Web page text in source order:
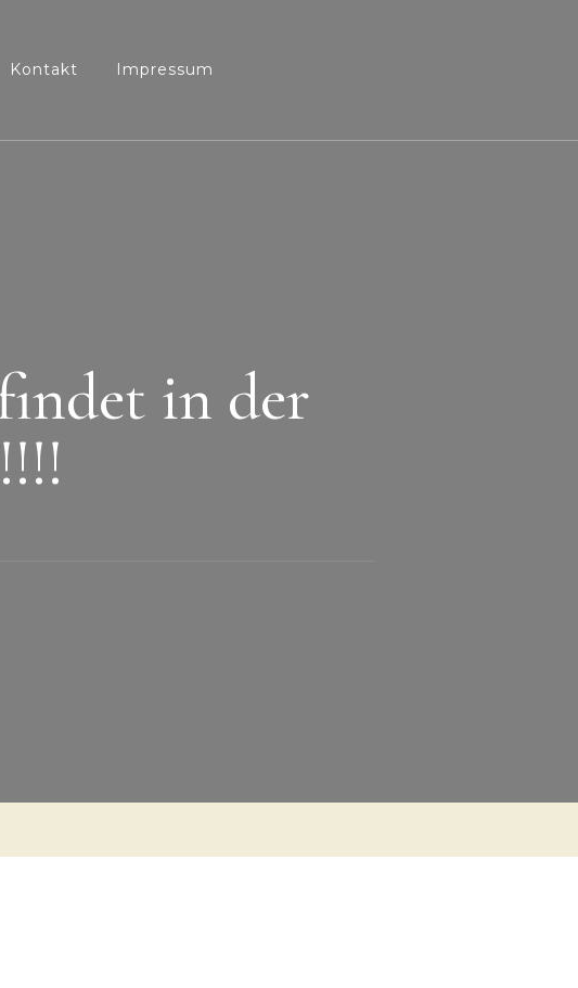
Kontakt Impressum
in der